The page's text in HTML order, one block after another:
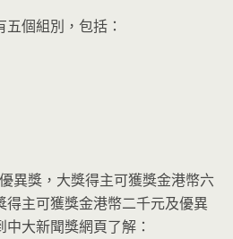
個組別，包括：
異獎，大獎得主可獲獎金港幣六
得主可獲獎金港幣二千元及優異
大新聞獎網頁了解：